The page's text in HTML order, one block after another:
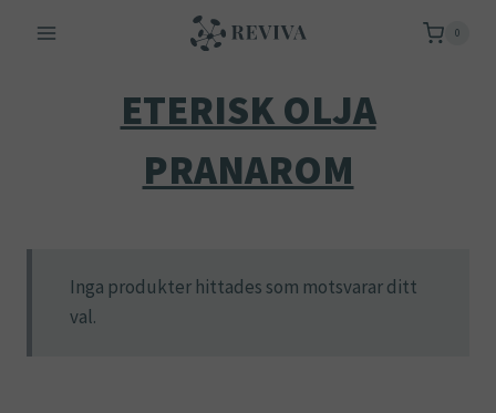
0
ETERISK OLJA
PRANAROM
Inga produkter hittades som motsvarar ditt
val.